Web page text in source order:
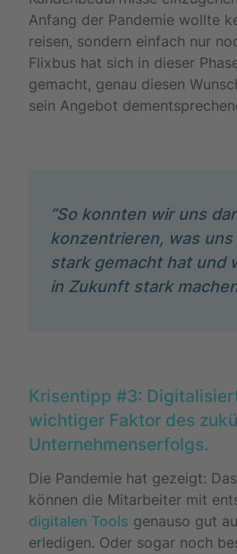
Anfang der Pandemie wollte
reisen, sondern einfach nur
Flixbus hat sich in dieser
gemacht, genau diesen
sein Angebot
“So konnten wir uns
konzentrieren, was
stark gemacht hat und
in Zukunft stark
Krisentipp #3:
wichtiger Faktor des
Unternehmenserfolgs.
Die Pandemie hat gezeigt:
können die Mitarbeiter mit
digitalen Tools genauso gut
erledigen. Oder sogar noch